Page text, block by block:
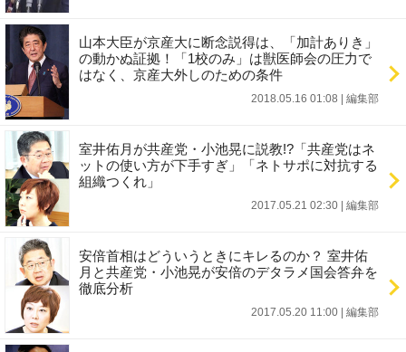
山本大臣が京産大に断念説得は、「加計ありき」
の動かぬ証拠！「1校のみ」は獣医師会の圧力で
はなく、京産大外しのための条件
2018.05.16 01:08 編集部
室井佑月が共産党・小池晃に説教!?「共産党はネ
ットの使い方が下手すぎ」「ネトサポに対抗する
組織つくれ」
2017.05.21 02:30 編集部
安倍首相はどういうときにキレるのか？ 室井佑
月と共産党・小池晃が安倍のデタラメ国会答弁を
徹底分析
2017.05.20 11:00 編集部